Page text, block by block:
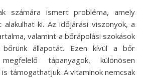
ki. Az időjárási viszonyok, a
valamint a bőrápolási szokások
bőrünk állapotát. Ezen kívül a bőr
tápanyagok, különösen
támogathatjuk. A vitaminok nemcsak